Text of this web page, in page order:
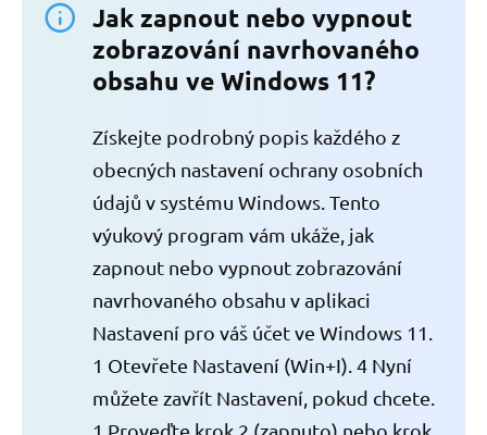
Jak zapnout nebo vypnout
zobrazování navrhovaného
obsahu ve Windows 11?
Získejte podrobný popis každého z
obecných nastavení ochrany osobních
údajů v systému Windows. Tento
výukový program vám ukáže, jak
zapnout nebo vypnout zobrazování
navrhovaného obsahu v aplikaci
Nastavení pro váš účet ve Windows 11.
1 Otevřete Nastavení (Win+I). 4 Nyní
můžete zavřít Nastavení, pokud chcete.